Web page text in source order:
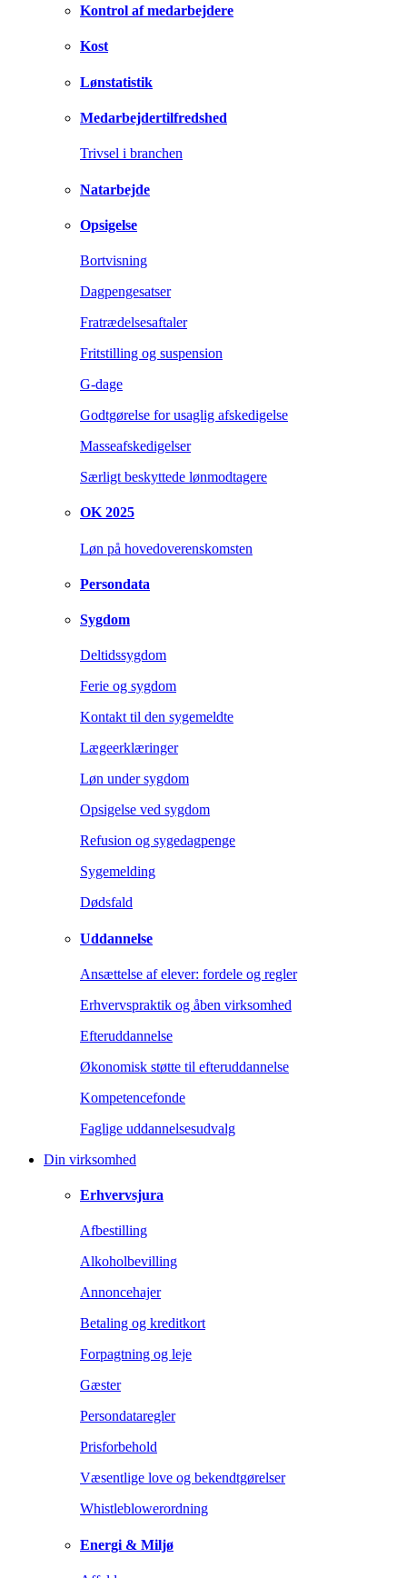
Kontrol af medarbejdere
Kost
Lønstatistik
Medarbejdertilfredshed
Trivsel i branchen
Natarbejde
Opsigelse
Bortvisning
Dagpengesatser
Fratrædelsesaftaler
Fritstilling og suspension
G-dage
Godtgørelse for usaglig afskedigelse
Masseafskedigelser
Særligt beskyttede lønmodtagere
OK 2025
Løn på hovedoverenskomsten
Persondata
Sygdom
Deltidssygdom
Ferie og sygdom
Kontakt til den sygemeldte
Lægeerklæringer
Løn under sygdom
Opsigelse ved sygdom
Refusion og sygedagpenge
Sygemelding
Dødsfald
Uddannelse
Ansættelse af elever: fordele og regler
Erhvervspraktik og åben virksomhed
Efteruddannelse
Økonomisk støtte til efteruddannelse
Kompetencefonde
Faglige uddannelsesudvalg
Din virksomhed
Erhvervsjura
Afbestilling
Alkoholbevilling
Annoncehajer
Betaling og kreditkort
Forpagtning og leje
Gæster
Persondataregler
Prisforbehold
Væsentlige love og bekendtgørelser
Whistleblowerordning
Energi & Miljø